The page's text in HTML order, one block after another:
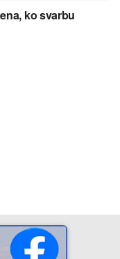
ko svarbu